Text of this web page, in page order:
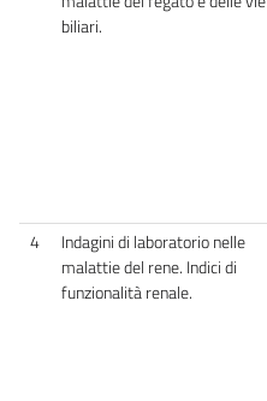
biliari.
4
Indagini di laboratorio nelle
malattie del rene. Indici di
funzionalità renale.